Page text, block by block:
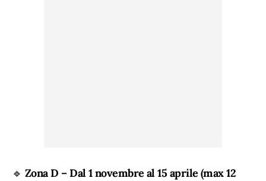
🔹 Zona D – Dal 1 novembre al 15 aprile (max 12